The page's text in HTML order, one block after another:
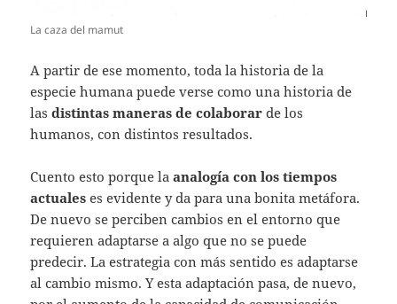
La caza del mamut
A partir de ese momento, toda la historia de la
especie humana puede verse como una historia de
lasdistintas maneras de colaborar de los
humanos, con distintos resultados.
Cuento esto porque laanalogía con los tiempos
actuales es evidente y da para una bonita metáfora.
De nuevo se perciben cambios en el entorno que
requieren adaptarse a algo que no se puede
predecir. La estrategia con más sentido es adaptarse
al cambio mismo. Y esta adaptación pasa, de nuevo,